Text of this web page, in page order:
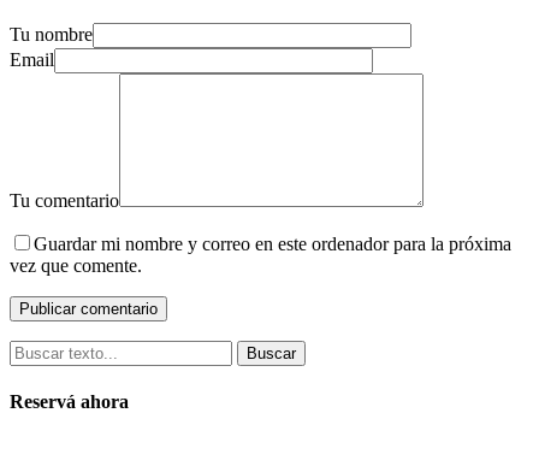
Tu nombre
Email
Tu comentario
Guardar mi nombre y correo en este ordenador para la próxima
vez que comente.
Buscar
Reservá ahora